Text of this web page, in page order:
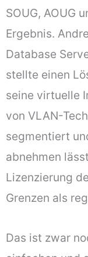
SOUG, AOUG
Ergebnis.
Database
stellte einen
seine virtuelle
von VLAN-
segmentiert
abnehmen
Lizenzierung
Grenzen als
Das ist zwar